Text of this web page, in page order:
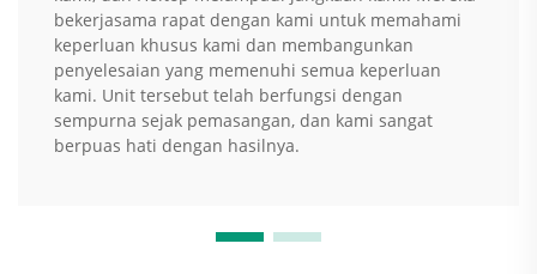
bekerjasama rapat dengan kami untuk memahami
keperluan khusus kami dan membangunkan
penyelesaian yang memenuhi semua keperluan
kami. Unit tersebut telah berfungsi dengan
sempurna sejak pemasangan, dan kami sangat
berpuas hati dengan hasilnya.